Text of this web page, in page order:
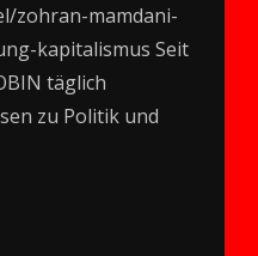
zohran-mamdani-
kapitalismus Seit
täglich
zu Politik und